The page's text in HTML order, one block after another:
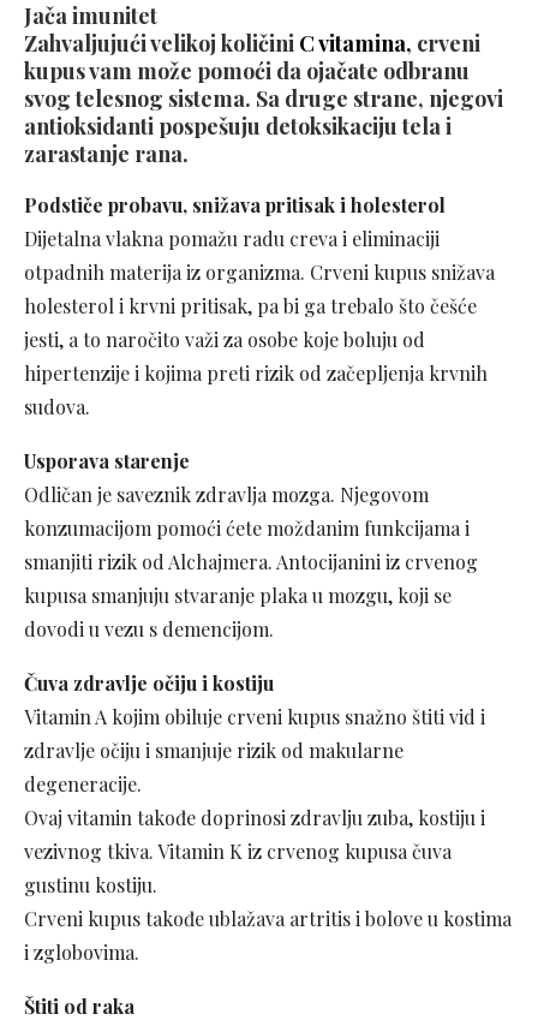
Jača imunitet
Zahvaljujući velikoj količini C vitamina, crveni
kupus vam može pomoći da ojačate odbranu
svog telesnog sistema. Sa druge strane, njegovi
antioksidanti pospešuju detoksikaciju tela i
zarastanje rana.
Podstiče probavu, snižava pritisak i holesterol
Dijetalna vlakna pomažu radu creva i eliminaciji
otpadnih materija iz organizma. Crveni kupus snižava
holesterol i krvni pritisak, pa bi ga trebalo što češće
jesti, a to naročito važi za osobe koje boluju od
hipertenzije i kojima preti rizik od začepljenja krvnih
sudova.
Usporava starenje
Odličan je saveznik zdravlja mozga. Njegovom
konzumacijom pomoći ćete moždanim funkcijama i
smanjiti rizik od Alchajmera. Antocijanini iz crvenog
kupusa smanjuju stvaranje plaka u mozgu, koji se
dovodi u vezu s demencijom.
Čuva zdravlje očiju i kostiju
Vitamin A kojim obiluje crveni kupus snažno štiti vid i
zdravlje očiju i smanjuje rizik od makularne
degeneracije.
Ovaj vitamin takođe doprinosi zdravlju zuba, kostiju i
vezivnog tkiva. Vitamin K iz crvenog kupusa čuva
gustinu kostiju.
Crveni kupus takođe ublažava artritis i bolove u kostima
i zglobovima.
Štiti od raka